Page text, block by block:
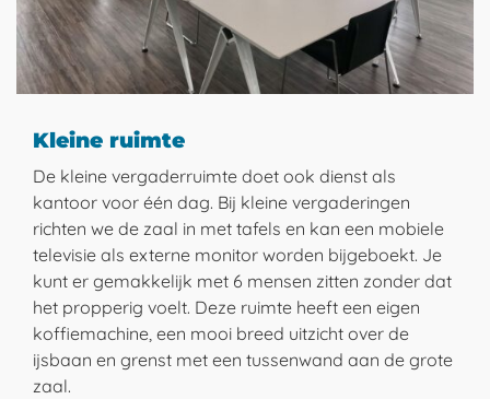
Kleine ruimte
De kleine vergaderruimte doet ook dienst als
kantoor voor één dag. Bij kleine vergaderingen
richten we de zaal in met tafels en kan een mobiele
televisie als externe monitor worden bijgeboekt. Je
kunt er gemakkelijk met 6 mensen zitten zonder dat
het propperig voelt. Deze ruimte heeft een eigen
koffiemachine, een mooi breed uitzicht over de
ijsbaan en grenst met een tussenwand aan de grote
zaal.